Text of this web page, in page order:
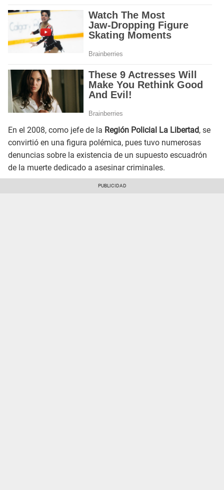
En el 2008, como jefe de la Región Policial La Libertad, se
convirtió en una figura polémica, pues tuvo numerosas
denuncias sobre la existencia de un supuesto escuadrón
de la muerte dedicado a asesinar criminales.